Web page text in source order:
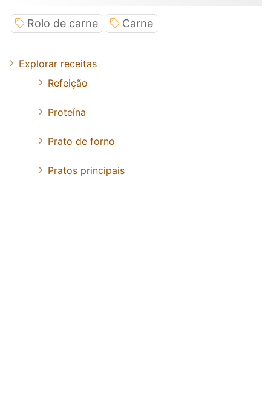
Rolo de carne Carne
Explorar receitas
Refeição
Proteína
Prato de forno
Pratos principais